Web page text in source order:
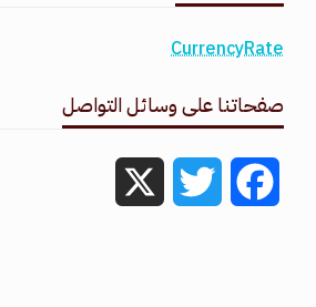
CurrencyRate
صفحاتنا على وسائل التواصل
Facebook
Twitter